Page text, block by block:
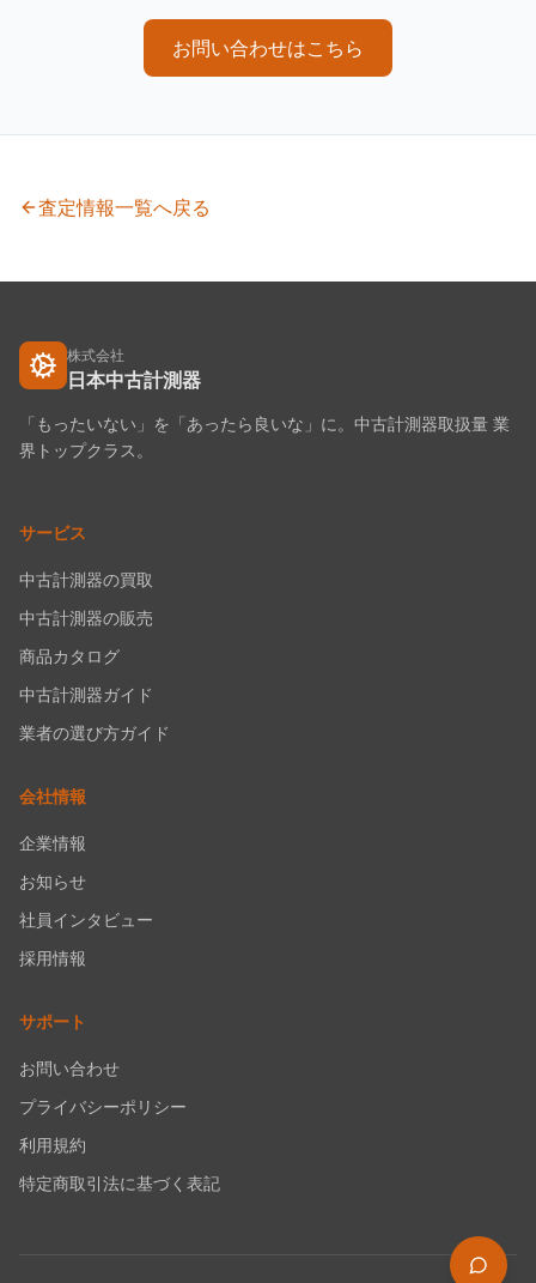
お問い合わせはこちら
査定情報一覧へ戻る
株式会社
日本中古計測器
「もったいない」を「あったら良いな」に。中古計測器取扱量 業
界トップクラス。
サービス
中古計測器の買取
中古計測器の販売
商品カタログ
中古計測器ガイド
業者の選び方ガイド
会社情報
企業情報
お知らせ
社員インタビュー
採用情報
サポート
お問い合わせ
プライバシーポリシー
利用規約
特定商取引法に基づく表記